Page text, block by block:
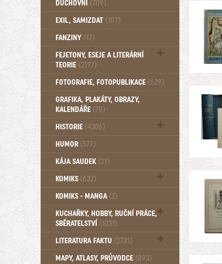
DUCHOVNÍ (709)
Okultismus (110)
EXIL, SAMIZDAT (107)
FANZINY (17)
FEJETONY, ESEJE A LITERÁRNÍ
TEORIE (2177)
Citáty, aforismy, snáře, přísloví,
FOTOGRAFIE, FOTOPUBLIKACE (629)
GRAFIKA, PLAKÁTY, OBRAZY,
KALENDÁŘE (79)
HISTORIE (4306)
Mytologie, Mýty, Báje, Pověsti (203)
HUMOR (577)
KÁJA SAUDEK (21)
KOMIKS (632)
Komiks - Čtyřlístek (232)
KOMIKS - MANGA (2)
KUCHAŘKY, HOBBY, RUČNÍ PRÁCE,
SBĚRATELSTVÍ (1031)
Dům a byt (102)
LITERATURA FAKTU (2731)
Katalogy (503)
MAPY, ATLASY, PRŮVODCE (893)